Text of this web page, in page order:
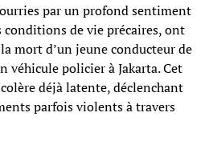
par un profond sentiment
conditions de vie précaires, ont
mort d’un jeune conducteur de
véhicule policier à Jakarta. Cet
déjà latente, déclenchant
parfois violents à travers